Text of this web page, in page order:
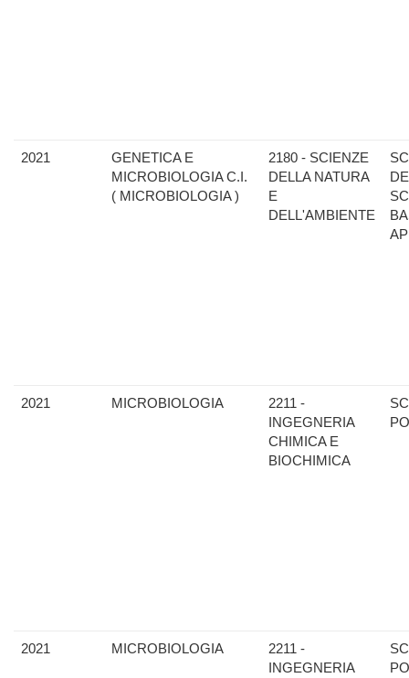
2021
GENETICA E
MICROBIOLOGIA C.I.
( MICROBIOLOGIA )
2180 - SCIENZE
DELLA NATURA
E
DELL'AMBIENTE
2021 MICROBIOLOGIA
2211 -
INGEGNERIA
CHIMICA E
BIOCHIMICA
2021 MICROBIOLOGIA
2211 -
INGEGNERIA